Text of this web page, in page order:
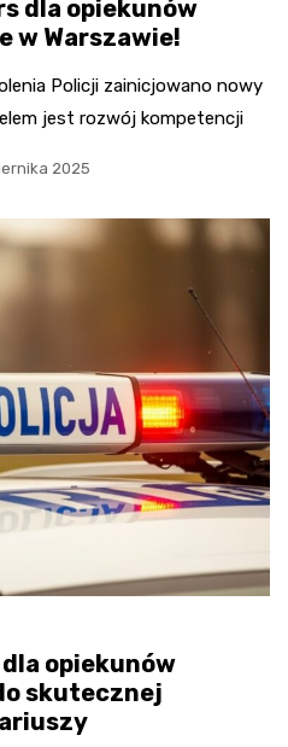
dla opiekunów
w Warszawie!
Policji zainicjowano nowy
jest rozwój kompetencji
2025
opiekunów
skutecznej